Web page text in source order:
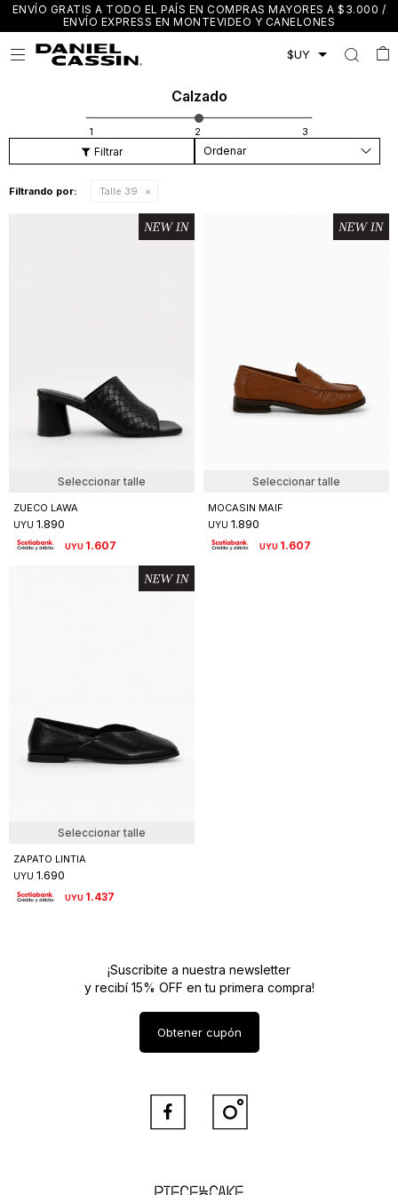
ENVÍO GRATIS A TODO EL PAÍS EN COMPRAS MAYORES A $3.000 /
ENVÍO EXPRESS EN MONTEVIDEO Y CANELONES

Calzado
Recomendados
Filtrando por: Talle 39
Seleccionar talle
ZUECO LAWA
UYU 1.890
UYU 1.607
Seleccionar talle
MOCASIN MAIF
UYU 1.890
UYU 1.607
Seleccionar talle
ZAPATO LINTIA
UYU 1.690
UYU 1.437
Piece of Cake
¡Suscribite a nuestra newsletter
y recibí 15% OFF en tu primera compra!
Obtener cupón
 